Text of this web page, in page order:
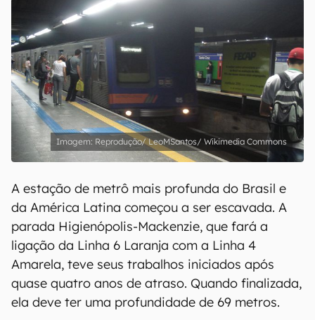
Reprodução/ LeoMSantos/ Wikimedia Commons
A estação de metrô mais profunda do Brasil e
da América Latina começou a ser escavada. A
parada Higienópolis-Mackenzie, que fará a
ligação da Linha 6 Laranja com a Linha 4
Amarela, teve seus trabalhos iniciados após
quase quatro anos de atraso. Quando finalizada,
ela deve ter uma profundidade de 69 metros.